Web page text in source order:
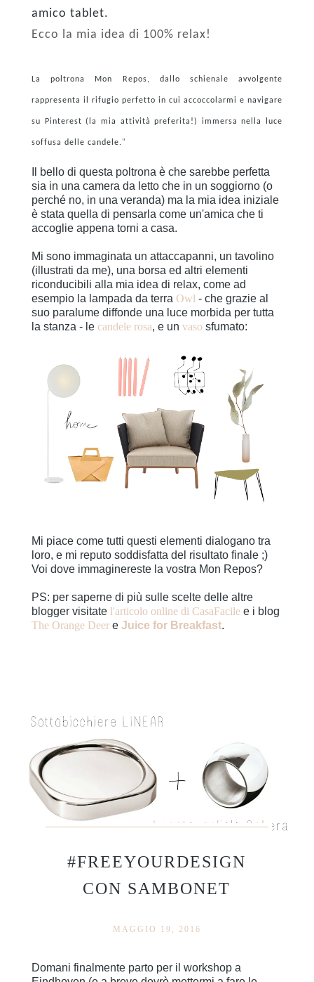
amico tablet.
Ecco la mia idea di 100% relax!
La poltrona Mon Repos, dallo schienale avvolgente
rappresenta il rifugio perfetto in cui accoccolarmi e navigare
su Pinterest (la mia attività preferita!) immersa nella luce
soffusa delle candele."
Il bello di questa poltrona è che sarebbe perfetta
sia in una camera da letto che in un soggiorno (o
perché no, in una veranda) ma la mia idea iniziale
è stata quella di pensarla come un'amica che ti
accoglie appena torni a casa.
Mi sono immaginata un attaccapanni, un tavolino
(illustrati da me), una borsa ed altri elementi
riconducibili alla mia idea di relax, come ad
esempio la lampada da terra Owl - che grazie al
suo paralume diffonde una luce morbida per tutta
la stanza - le candele rosa, e un vaso sfumato:
Mi piace come tutti questi elementi dialogano tra
loro, e mi reputo soddisfatta del risultato finale ;)
Voi dove immaginereste la vostra Mon Repos?
PS: per saperne di più sulle scelte delle altre
blogger visitate l'articolo online di CasaFacile e i blog
The Orange Deer e Juice for Breakfast.
#FREEYOURDESIGN
CON SAMBONET
MAGGIO 19, 2016
Domani finalmente parto per il workshop a